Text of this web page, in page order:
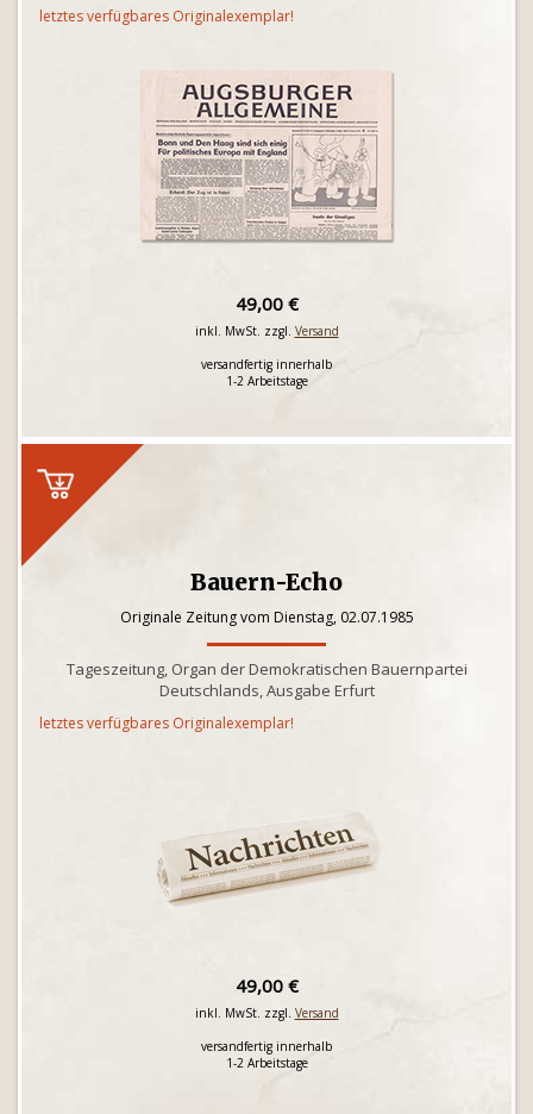
letztes verfügbares Originalexemplar!
49,00 €
inkl. MwSt. zzgl. Versand
versandfertig innerhalb
1-2 Arbeitstage
Bauern-Echo
Originale Zeitung vom Dienstag, 02.07.1985
Tageszeitung, Organ der Demokratischen Bauernpartei
Deutschlands, Ausgabe Erfurt
letztes verfügbares Originalexemplar!
49,00 €
inkl. MwSt. zzgl. Versand
versandfertig innerhalb
1-2 Arbeitstage